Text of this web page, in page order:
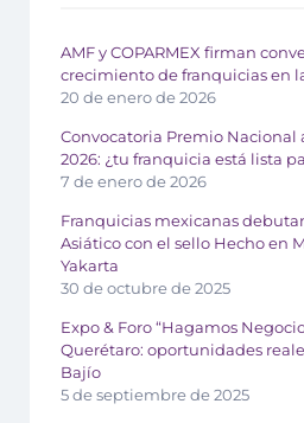
AMF y COPARMEX firman
crecimiento de franquicias en
20 de enero de 2026
Convocatoria Premio Nacional
2026: ¿tu franquicia está lista
7 de enero de 2026
Franquicias mexicanas
Asiático con el sello Hecho en
Yakarta
30 de octubre de 2025
Expo & Foro “Hagamos
Querétaro: oportunidades
Bajío
5 de septiembre de 2025